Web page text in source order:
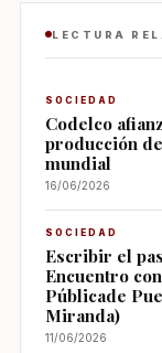
LECTURA
SOCIEDAD
Codelco
producción
mundial
16/06/2026
SOCIEDAD
Escribir el
Encuentro
Públicade
Miranda)
11/06/2026